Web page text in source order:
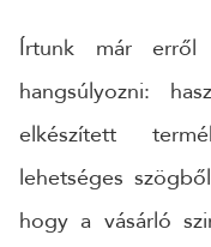
Írtunk már erről
hangsúlyozni:
elkészített
lehetséges
hogy a vásárló